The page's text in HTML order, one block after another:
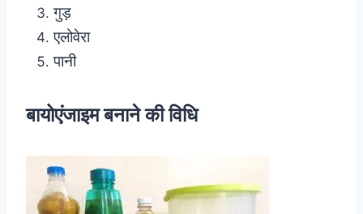
गुड़
एलोवेरा
पानी
बायोएंजाइम बनाने की विधि